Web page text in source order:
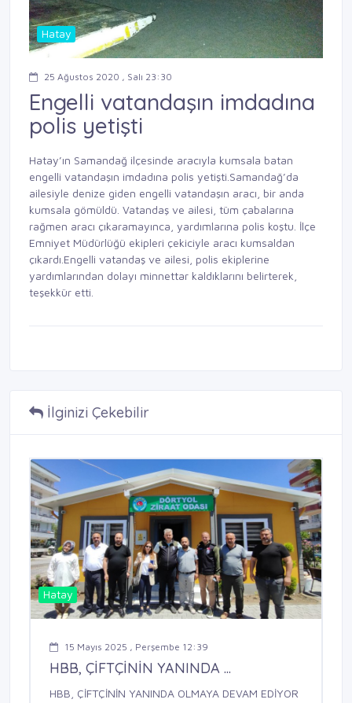
Hatay
25 Ağustos 2020 , Salı 23:30
Engelli vatandaşın imdadına
polis yetişti
Hatay’ın Samandağ ilçesinde aracıyla kumsala batan
engelli vatandaşın imdadına polis yetişti.Samandağ’da
ailesiyle denize giden engelli vatandaşın aracı, bir anda
kumsala gömüldü. Vatandaş ve ailesi, tüm çabalarına
rağmen aracı çıkaramayınca, yardımlarına polis koştu. İlçe
Emniyet Müdürlüğü ekipleri çekiciyle aracı kumsaldan
çıkardı.Engelli vatandaş ve ailesi, polis ekiplerine
yardımlarından dolayı minnettar kaldıklarını belirterek,
teşekkür etti.
İlginizi Çekebilir
Hatay
15 Mayıs 2025 , Perşembe 12:39
HBB, ÇİFTÇİNİN YANINDA ...
HBB, ÇİFTÇİNİN YANINDA OLMAYA DEVAM EDİYOR